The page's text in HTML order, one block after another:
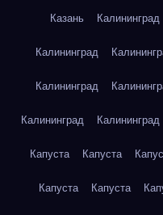
Казань Калининград
Калининград
Калининград
Калининград Калининград
Капуста Капуста
Капуста Капуста